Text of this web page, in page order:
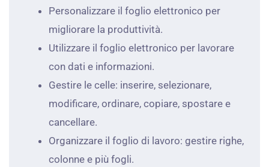
Personalizzare il foglio elettronico per
migliorare la produttività.
Utilizzare il foglio elettronico per lavorare
con dati e informazioni.
Gestire le celle: inserire, selezionare,
modificare, ordinare, copiare, spostare e
cancellare.
Organizzare il foglio di lavoro: gestire righe,
colonne e più fogli.